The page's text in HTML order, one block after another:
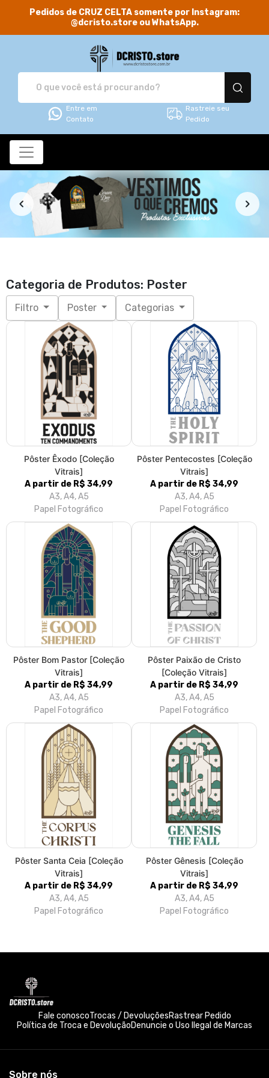
Pedidos de CRUZ CELTA somente por Instagram:
@dcristo.store ou WhatsApp.
Entre em
Contato
Rastreie seu
Pedido
Categoria de Produtos: Poster
Filtro Poster Categorias
Pôster Êxodo [Coleção
Vitrais]
A partir de R$ 34,99
A3, A4, A5
Papel Fotográfico
Pôster Pentecostes [Coleção
Vitrais]
A partir de R$ 34,99
A3, A4, A5
Papel Fotográfico
Pôster Bom Pastor [Coleção
Vitrais]
A partir de R$ 34,99
A3, A4, A5
Papel Fotográfico
Pôster Paixão de Cristo
[Coleção Vitrais]
A partir de R$ 34,99
A3, A4, A5
Papel Fotográfico
Pôster Santa Ceia [Coleção
Vitrais]
A partir de R$ 34,99
A3, A4, A5
Papel Fotográfico
Pôster Gênesis [Coleção
Vitrais]
A partir de R$ 34,99
A3, A4, A5
Papel Fotográfico
Fale conoscoTrocas / DevoluçõesRastrear Pedido
Política de Troca e DevoluçãoDenuncie o Uso Ilegal de Marcas
Sobre nós